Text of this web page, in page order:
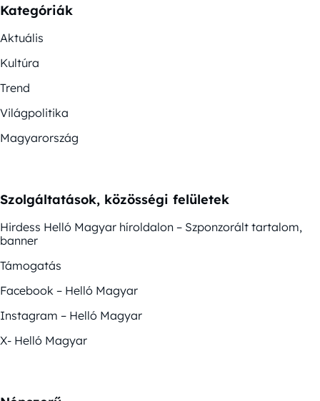
Kategóriák
Aktuális
Kultúra
Trend
Világpolitika
Magyarország
Szolgáltatások, közösségi felületek
Hirdess Helló Magyar híroldalon – Szponzorált tartalom,
banner
Támogatás
Facebook – Helló Magyar
Instagram – Helló Magyar
X- Helló Magyar